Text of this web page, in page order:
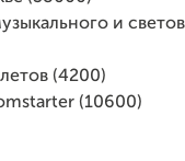
и
(4200)
(10600)